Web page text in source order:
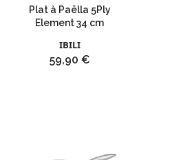
Plat à Paëlla 5Ply
Element 34 cm
IBILI
Prix
59,90 €